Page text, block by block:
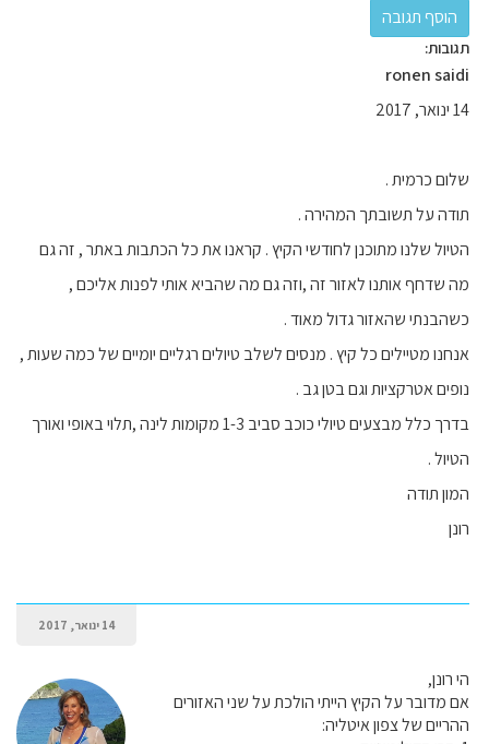
תגובות:
ronen saidi
14 ינואר, 2017
שלום כרמית .
תודה על תשובתך המהירה .
הטיול שלנו מתוכנן לחודשי הקיץ . קראנו את כל הכתבות באתר , זה גם
מה שדחף אותנו לאזור זה ,וזה גם מה שהביא אותי לפנות אליכם ,
כשהבנתי שהאזור גדול מאוד .
אנחנו מטיילים כל קיץ . מנסים לשלב טיולים רגליים יומיים של כמה שעות ,
נופים אטרקציות וגם בטן גב .
בדרך כלל מבצעים טיולי כוכב סביב 1-3 מקומות לינה ,תלוי באופי ואורך
הטיול .
המון תודה
רונן
14 ינואר, 2017
הי רונן,
אם מדובר על הקיץ הייתי הולכת על שני האזורים
ההריים של צפון איטליה: